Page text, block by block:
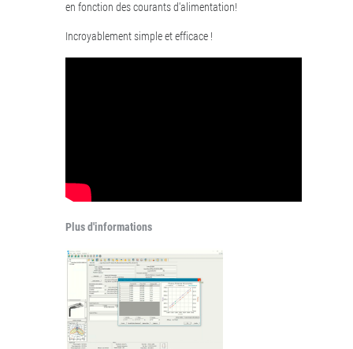
en fonction des courants d'alimentation!
Incroyablement simple et efficace !
Plus d'informations